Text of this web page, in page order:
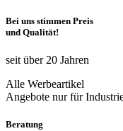
Bei uns stimmen Preis
und Qualität!
seit über 20 Jahren
Alle Werbeartikel
Angebote nur für
Beratung